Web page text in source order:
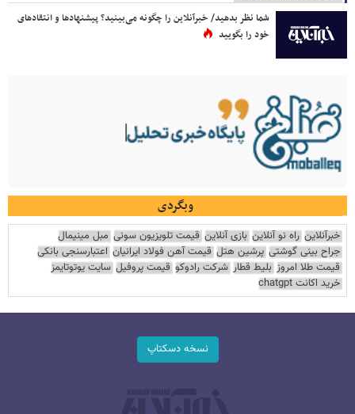
شما نظر بدهید/ خبرآنلاین را چگونه می‌بینید؟ پیشنهادها و انتقادهای
خود را بگویید
وبگردی
خبرآنلاین راه نو آنلاین بازی آنلاین قیمت تلویزیون سونی مبل مینیمال
جراح بینی گوشتی پرشین هتل قیمت آهن فولاد ایرانیان اعتبارسنجی بانکی
قیمت طلا امروز بلیط قطار شرکت رادوکو قیمت پروفیل سایت یوتوتایمز
خرید اکانت chatgpt
نسخه دسکتاپ